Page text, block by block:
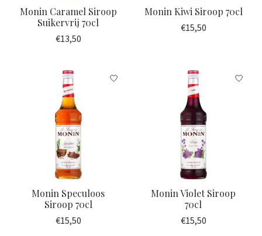
Monin Caramel Siroop
Suikervrij 70cl
€13,50
Monin Kiwi Siroop 70cl
€15,50
Monin Speculoos
Siroop 70cl
€15,50
Monin Violet Siroop
70cl
€15,50